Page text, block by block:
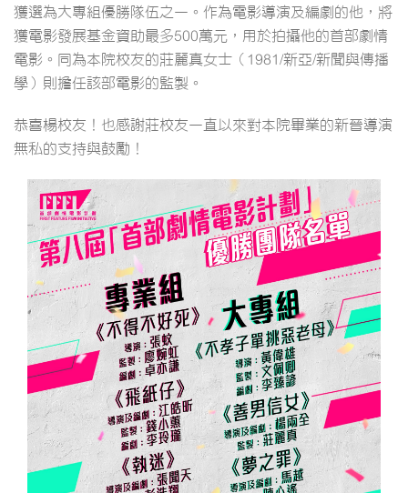
獲選為大專組優勝隊伍之一。作為電影導演及編劇的他，將
獲電影發展基金資助最多500萬元，用於拍攝他的首部劇情
電影。同為本院校友的莊麗真女士（1981/新亞/新聞與傳播
學）則擔任該部電影的監製。
恭喜楊校友！也感謝莊校友一直以來對本院畢業的新晉導演
無私的支持與鼓勵！